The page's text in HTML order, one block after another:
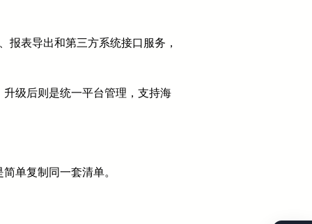
报表导出和第三方系统接口服务，
级后则是统一平台管理，支持海
单复制同一套清单。